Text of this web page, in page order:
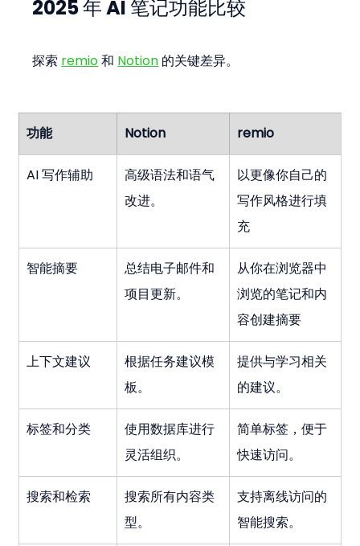
2025 年 AI 笔记功能比较
探索 remio 和 Notion 的关键差异。
功能 Notion remio
AI 写作辅助
高级语法和语气
改进。
以更像你自己的
写作风格进行填
充
智能摘要
总结电子邮件和
项目更新。
从你在浏览器中
浏览的笔记和内
容创建摘要
上下文建议
根据任务建议模
板。
提供与学习相关
的建议。
标签和分类
使用数据库进行
灵活组织。
简单标签，便于
快速访问。
搜索和检索
搜索所有内容类
型。
支持离线访问的
智能搜索。